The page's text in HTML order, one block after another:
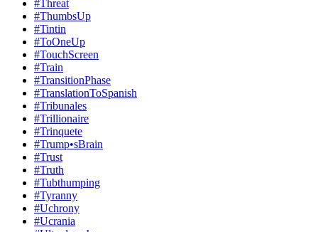
#Threat
#ThumbsUp
#Tintin
#ToOneUp
#TouchScreen
#Train
#TransitionPhase
#TranslationToSpanish
#Tribunales
#Trillionaire
#Trinquete
#Trump•sBrain
#Trust
#Truth
#Tubthumping
#Tyranny
#Uchrony
#Ucrania